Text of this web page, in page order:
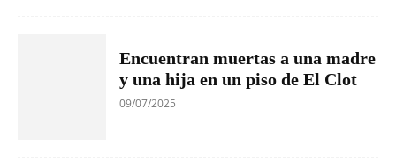
Encuentran muertas a una madre
y una hija en un piso de El Clot
09/07/2025